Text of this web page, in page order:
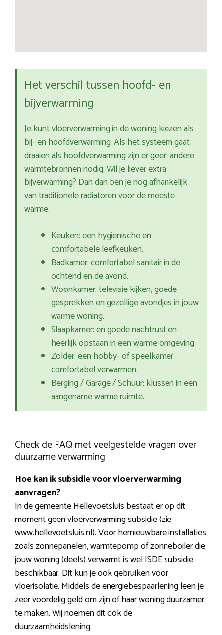
Het verschil tussen hoofd- en
bijverwarming
Je kunt vloerverwarming in de woning kiezen als
bij- en hoofdverwarming. Als het systeem gaat
draaien als hoofdverwarming zijn er geen andere
warmtebronnen nodig. Wil je liever extra
bijverwarming? Dan dan ben je nog afhankelijk
van traditionele radiatoren voor de meeste
warme.
Keuken: een hygiënische en
comfortabele leefkeuken.
Badkamer: comfortabel sanitair in de
ochtend en de avond.
Woonkamer: televisie kijken, goede
gesprekken en gezellige avondjes in jouw
warme woning.
Slaapkamer: en goede nachtrust en
heerlijk opstaan in een warme omgeving.
Zolder: een hobby- of speelkamer
comfortabel verwarmen.
Berging / Garage / Schuur: klussen in een
aangename warme ruimte.
Check de FAQ met veelgestelde vragen over
duurzame verwarming
Hoe kan ik subsidie voor vloerverwarming
aanvragen?
In de gemeente Hellevoetsluis bestaat er op dit
moment geen vloerverwarming subsidie (zie
www.hellevoetsluis.nl). Voor hernieuwbare installaties
zoals zonnepanelen, warmtepomp of zonneboiler die
jouw woning (deels) verwarmt is wel ISDE subsidie
beschikbaar. Dit kun je ook gebruiken voor
vloerisolatie. Middels de energiebespaarlening leen je
zeer voordelig geld om zijn of haar woning duurzamer
te maken. Wij noemen dit ook de
duurzaamheidslening.